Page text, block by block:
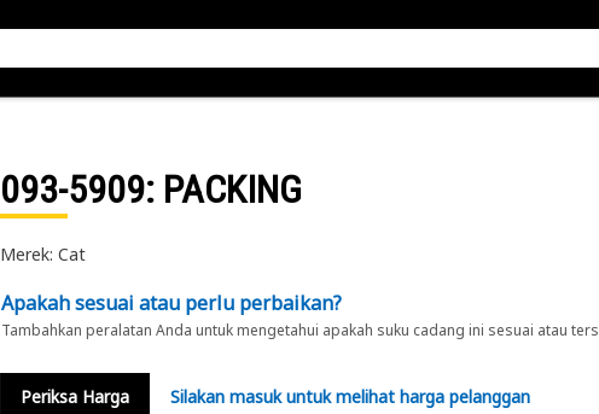
093-5909: PACKING
Merek: Cat
Apakah sesuai atau perlu perbaikan?
Tambahkan peralatan Anda untuk mengetahui apakah suku cadang ini sesuai atau
Periksa Harga Silakan masuk untuk melihat harga pelanggan